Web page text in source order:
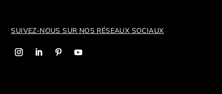
SUIVEZ-NOUS SUR NOS RÉSEAUX SOCIAUX